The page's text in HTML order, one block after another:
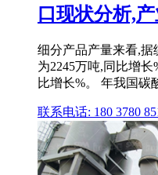
口现状分析,
细分产品产量来看,据
为2245万吨,同比增
比增长%。 年我国碳
联系电话: 180 3780